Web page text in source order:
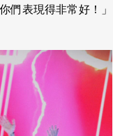
們表現得非常好！」